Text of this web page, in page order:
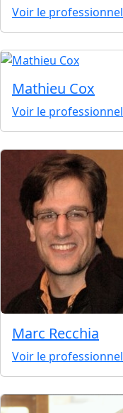
Voir le professionnel
Mathieu Cox
Voir le professionnel
Marc Recchia
Voir le professionnel